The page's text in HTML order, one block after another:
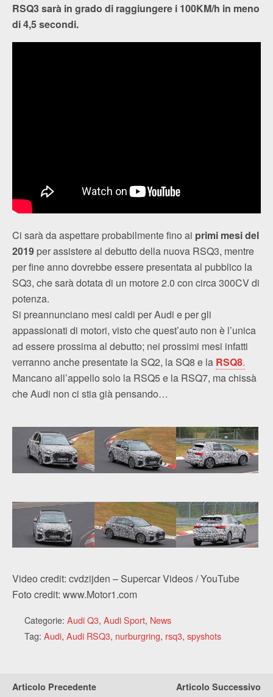
RSQ3 sarà in grado di raggiungere i 100KM/h in meno
di 4,5 secondi.
Ci sarà da aspettare probabilmente fino ai primi mesi del
2019 per assistere al debutto della nuova RSQ3, mentre
per fine anno dovrebbe essere presentata al pubblico la
SQ3, che sarà dotata di un motore 2.0 con circa 300CV di
potenza.
Si preannunciano mesi caldi per Audi e per gli
appassionati di motori, visto che quest’auto non è l’unica
ad essere prossima al debutto; nei prossimi mesi infatti
verranno anche presentate la SQ2, la SQ8 e la RSQ8.
Mancano all’appello solo la RSQ5 e la RSQ7, ma chissà
che Audi non ci stia già pensando…
Video credit: cvdzijden – Supercar Videos / YouTube
Foto credit: www.Motor1.com
Categorie: Audi Q3, Audi Sport, News
Tag: Audi, Audi RSQ3, nurburgring, rsq3, spyshots
Articolo Precedente Articolo Successivo